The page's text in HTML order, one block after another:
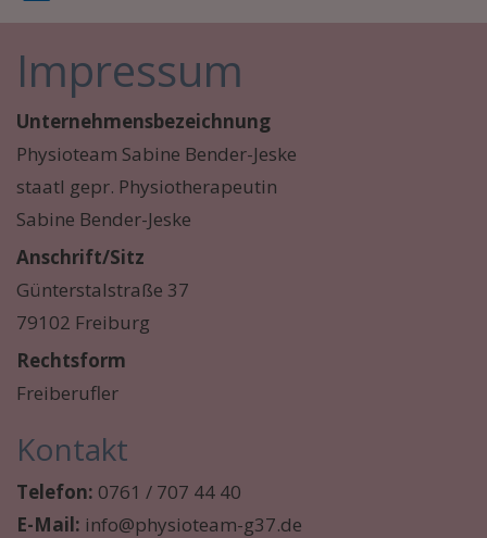
Impressum
Unternehmensbezeichnung
Physioteam Sabine Bender-Jeske
staatl gepr. Physiotherapeutin
Sabine Bender-Jeske
Anschrift/Sitz
Günterstalstraße 37
79102 Freiburg
Rechtsform
Freiberufler
Kontakt
Telefon: 0761 / 707 44 40
E-Mail: info@physioteam-g37.de